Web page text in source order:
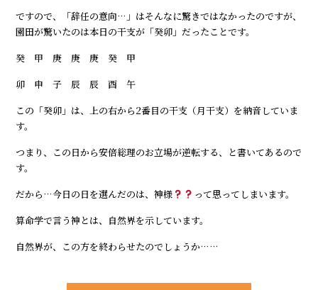
ですので、「辞任の意向…」はそんなに驚きではなかったのですが、
園田が驚いたのは本日の干支が「癸卯」だったことです。
癸 甲 庚 庚 庚 癸 甲
卯 申 子 辰 辰 酉 午
この「癸卯」は、上の右から2番目の干支（月干支）を納音していま
す。
つまり、この日から安倍総理のお立場が逆転する、と書いてあるので
す。
だから…今日の日を選んだのは、神様
って思ってしまいます。
算命学で言う神とは、自然界を示しています。
自然界が、この方を終わらせたのでしょうか……